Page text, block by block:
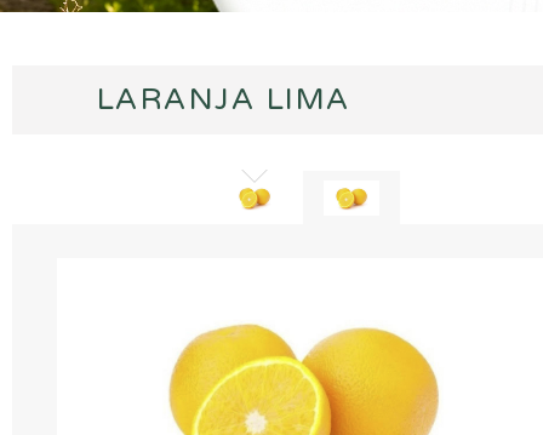
LARANJA LIMA